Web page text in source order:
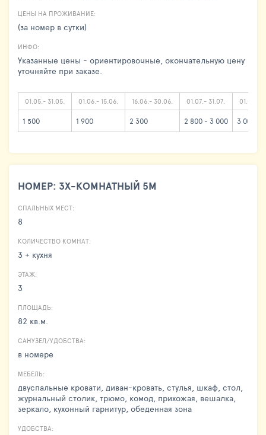
ЦЕНЫ НА ПРОЖИВАНИЕ:
(за номер в сутки)
ИНФО:
Указанные цены - ориентировочные, окончательную цену
уточняйте при заказе.
01.05.- 31.05. 01.06.- 15.06. 16.06.- 30.06. 01.07.- 31.07. 01.08.-
1 500 1 900 2 300 2 800 - 3 000 3 000 -
НОМЕР: 3Х-КОМНАТНЫЙ 5М
СПАЛЬНЫХ МЕСТ:
8
КОЛИЧЕСТВО КОМНАТ:
3 + кухня
ЭТАЖ:
3
ПЛОЩАДЬ:
82 кв.м.
САНУЗЕЛ/УДОБСТВА:
в номере
МЕБЕЛЬ:
двуспальные кровати, диван-кровать, стулья, шкаф, стол,
журнальный столик, трюмо, комод, прихожая, вешалка,
зеркало, кухонный гарнитур, обеденная зона
УДОБСТВА: